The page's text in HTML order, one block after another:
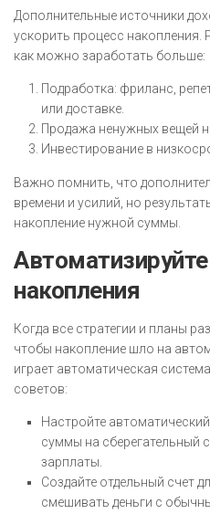
Дополнительные источники
ускорить процесс
как можно заработать больше:
Подработка: фриланс,
или доставке.
Продажа ненужных вещей
Инвестирование в
Важно помнить, что
времени и усилий, но
накопление нужной суммы.
накопления
Когда все стратегии и планы
чтобы накопление шло на
играет автоматическая
советов:
Настройте
суммы на сберегательный
зарплаты.
Создайте отдельный счет
смешивать деньги с